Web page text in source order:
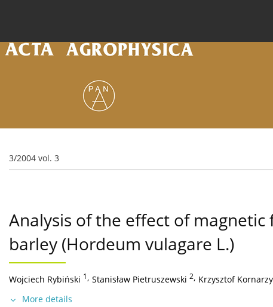
3/2004 vol. 3
Analysis of the effect of
barley (Hordeum vulagare L.)
Wojciech Rybiński 1, Stanisław Pietruszewski 2, Krzysztof
More details